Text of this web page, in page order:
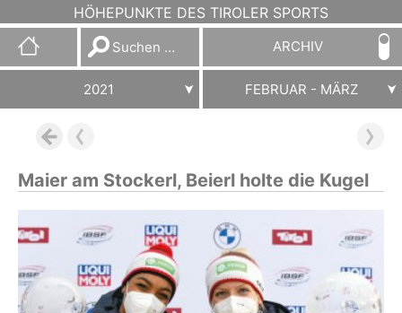
HÖHEPUNKTE DES TIROLER SPORTS
Suchen
nach:
ARCHIV
2021 FEBRUAR - MÄRZ
Maier am Stockerl, Beierl holte die Kugel